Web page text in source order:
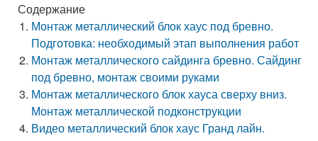
Содержание
Монтаж металлический блок хаус под бревно.
Подготовка: необходимый этап выполнения работ
Монтаж металлического сайдинга бревно. Сайдинг
под бревно, монтаж своими руками
Монтаж металлического блок хауса сверху вниз.
Монтаж металлической подконструкции
Видео металлический блок хаус Гранд лайн.